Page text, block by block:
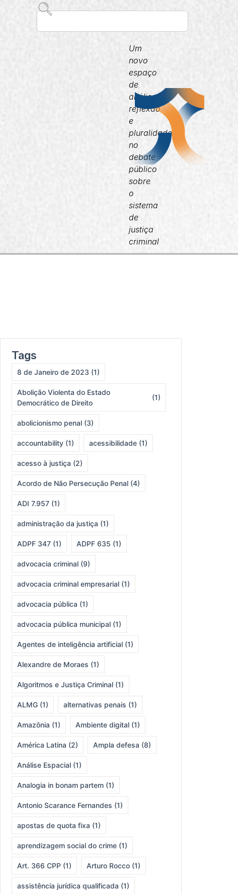
Um
novo
espaço
de
análise,
reflexão
e
pluralidade
no
debate
público
sobre
o
sistema
de
justiça
criminal
Tags
8 de Janeiro de 2023 (1)
Abolição Violenta do Estado
Democrático de Direito
(1)
abolicionismo penal(3)
accountability(1) acessibilidade(1)
acesso à justiça (2)
Acordo de Não Persecução Penal(4)
ADI 7.957(1)
administração da justiça (1)
ADPF 347(1) ADPF 635 (1)
advocacia criminal(9)
advocacia criminal empresarial(1)
advocacia pública (1)
advocacia pública municipal(1)
Agentes de inteligência artificial(1)
Alexandre de Moraes (1)
Algoritmos e Justiça Criminal(1)
ALMG(1) alternativas penais (1)
Amazônia (1) Ambiente digital(1)
América Latina (2) Ampla defesa (8)
Análise Espacial(1)
Analogia in bonam partem(1)
Antonio Scarance Fernandes (1)
apostas de quota fixa (1)
aprendizagem social do crime(1)
Art. 366 CPP(1) Arturo Rocco(1)
assistência jurídica qualificada (1)